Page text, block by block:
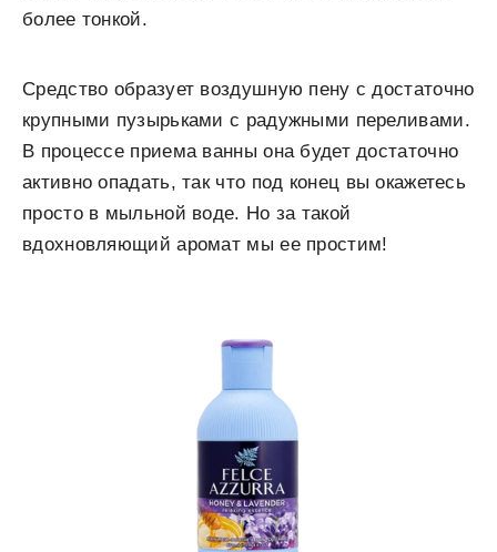
более тонкой.
Средство образует воздушную пену с достаточно
крупными пузырьками с радужными переливами.
В процессе приема ванны она будет достаточно
активно опадать, так что под конец вы окажетесь
просто в мыльной воде. Но за такой
вдохновляющий аромат мы ее простим!